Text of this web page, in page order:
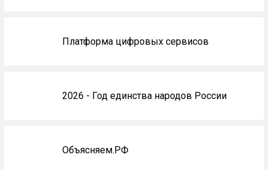
Платформа цифровых сервисов
2026 - Год единства народов России
Объясняем.РФ